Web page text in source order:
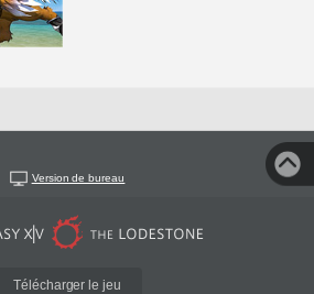
Version de bureau
Télécharger le jeu